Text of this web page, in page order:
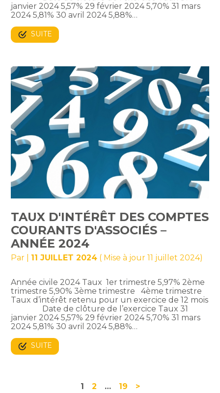
janvier 2024 5,57% 29 février 2024 5,70% 31 mars
2024 5,81% 30 avril 2024 5,88%…
SUITE
TAUX D'INTÉRÊT DES COMPTES
COURANTS D'ASSOCIÉS –
ANNÉE 2024
Par 11 JUILLET 2024 ( Mise à jour 11 juillet 2024)
Année civile 2024 Taux 1er trimestre 5,97% 2ème
trimestre 5,90% 3ème trimestre 4ème trimestre
Taux d’intérêt retenu pour un exercice de 12 mois
Date de clôture de l’exercice Taux 31
janvier 2024 5,57% 29 février 2024 5,70% 31 mars
2024 5,81% 30 avril 2024 5,88%…
SUITE
Navigation1 2 … 19 >